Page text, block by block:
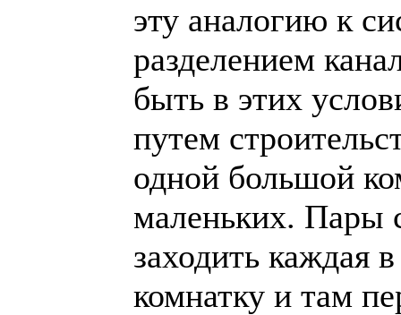
эту аналогию к
разделением
быть в этих
путем
одной большой
маленьких. Пары
заходить каждая
комнатку и там